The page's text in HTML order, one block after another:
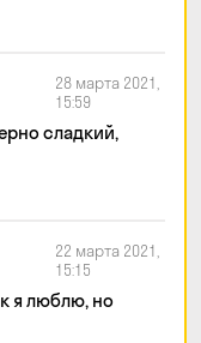
28 марта 2021,
15:59
сладкий,
22 марта 2021,
15:15
я люблю, но